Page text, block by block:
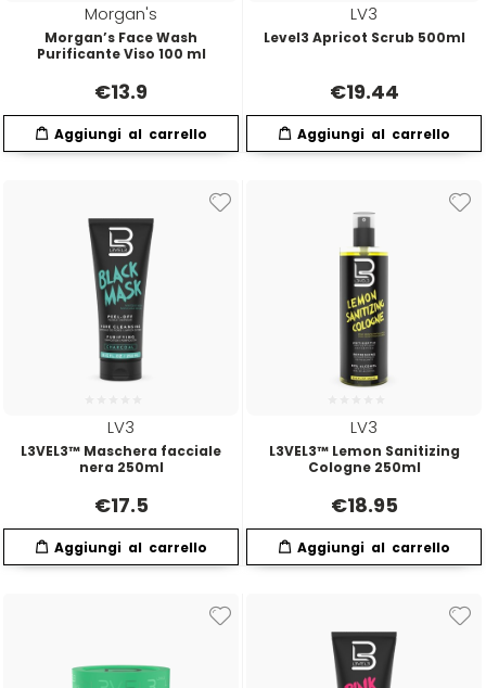
L'Oreal
LV3
MATRIX
Mia
Morgan's
Moroccanoil
Morocutti
Moser
Muster
Muster & Dikson
Morgan's
Morgan’s Face Wash
Purificante Viso 100 ml
€13.9
LV3
Level3 Apricot Scrub 500ml
€19.44
LV3
L3VEL3™ Maschera facciale
nera 250ml
€17.5
LV3
L3VEL3™ Lemon Sanitizing
Cologne 250ml
€18.95